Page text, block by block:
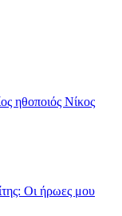
ηθοποιός Νίκος
Οι ήρωες μου